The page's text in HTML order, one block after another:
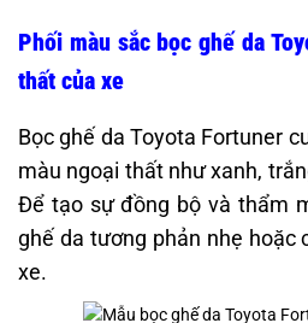
Phối màu sắc bọc ghế da
thất của xe
Bọc ghế da Toyota Fortuner
màu ngoại thất như xanh,
Để tạo sự đồng bộ và thẩm
ghế da tương phản nhẹ hoặc
xe.